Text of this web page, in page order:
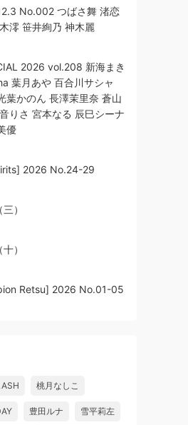
No.002 つばさ舞 渚恋
澪 笹井絢乃 神木麗
2026 vol.208 新海まき
葉月あや 百合川サシャ
葉かのん 長澤茉里奈 蒼山
りさ 宮本なる 辰巳シーナ
優
2026 No.24-29
）
）
Retsu] 2026 No.01-05
桃月なしこ
豊田ルナ 雪平莉左